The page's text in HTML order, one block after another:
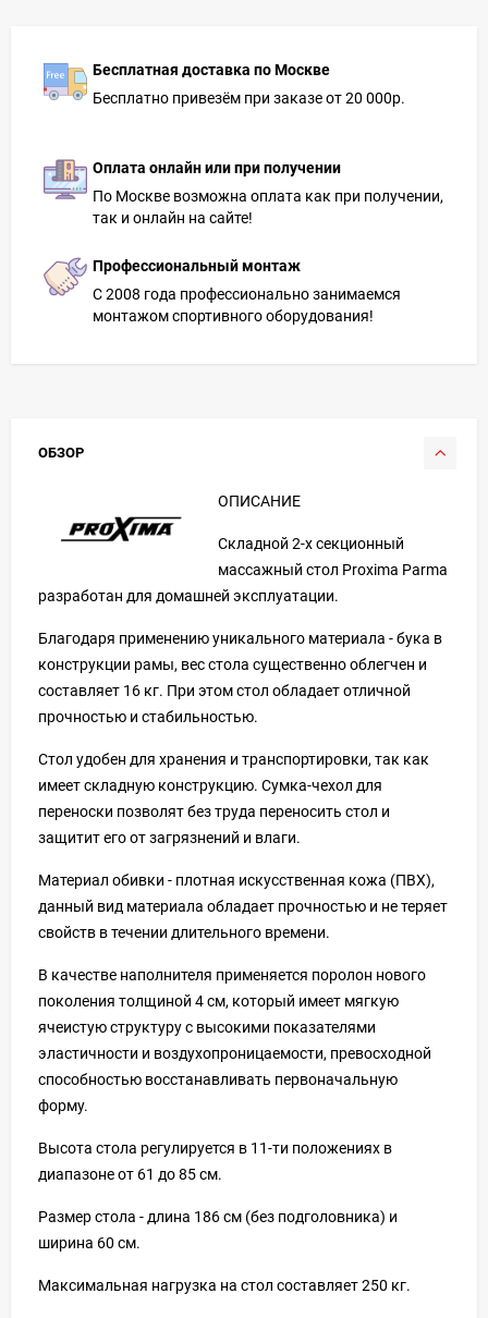
Бесплатная доставка по Москве
Бесплатно привезём при заказе от 20 000р.
Оплата онлайн или при получении
По Москве возможна оплата как при получении,
так и онлайн на сайте!
Профессиональный монтаж
С 2008 года профессионально занимаемся
монтажом спортивного оборудования!
ОБЗОР
ОПИСАНИЕ
Складной 2-х секционный
массажный стол Proxima Parma
разработан для домашней эксплуатации.
Благодаря применению уникального материала - бука в
конструкции рамы, вес стола существенно облегчен и
составляет 16 кг. При этом стол обладает отличной
прочностью и стабильностью.
Стол удобен для хранения и транспортировки, так как
имеет складную конструкцию. Сумка-чехол для
переноски позволят без труда переносить стол и
защитит его от загрязнений и влаги.
Материал обивки - плотная искусственная кожа (ПВХ),
данный вид материала обладает прочностью и не теряет
свойств в течении длительного времени.
В качестве наполнителя применяется поролон нового
поколения толщиной 4 см, который имеет мягкую
ячеистую структуру с высокими показателями
эластичности и воздухопроницаемости, превосходной
способностью восстанавливать первоначальную
форму.
Высота стола регулируется в 11-ти положениях в
диапазоне от 61 до 85 см.
Размер стола - длина 186 см (без подголовника) и
ширина 60 см.
Максимальная нагрузка на стол составляет 250 кг.